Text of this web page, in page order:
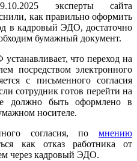
эксперты сайта
как правильно оформить
в кадровый ЭДО, достаточно
бумажный документ.
что переход на
посредством электронного
с письменного согласия
сотрудник готов перейти на
должно быть оформлено в
носителе.
согласия, по мнению
как отказ работника от
через кадровый ЭДО.